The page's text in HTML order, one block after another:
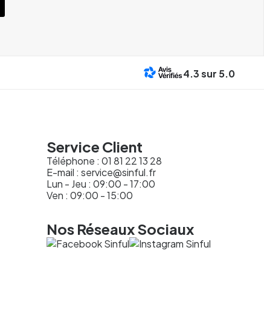
4.3sur 5.0
Service Client
Téléphone : 01 81 22 13 28
E-mail : service@sinful.fr
Lun - Jeu : 09:00 - 17:00
Ven : 09:00 - 15:00
Nos Réseaux Sociaux